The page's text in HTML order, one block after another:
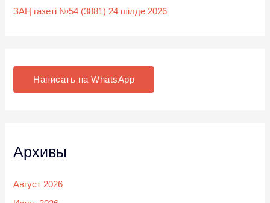
ЗАҢ газеті №54 (3881) 24 шілде 2026
Написать на WhatsApp
Архивы
Август 2026